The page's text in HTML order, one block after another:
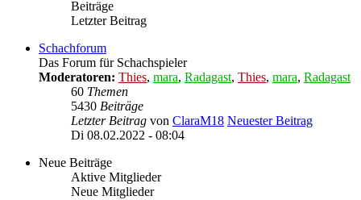
Beiträge
Letzter Beitrag
Schachforum
Das Forum für Schachspieler
Moderatoren: Thies, mara, Radagast, Thies, mara, Radagast
60 Themen
5430 Beiträge
Letzter Beitrag von ClaraM18 Neuester Beitrag
Di 08.02.2022 - 08:04
Neue Beiträge
Aktive Mitglieder
Neue Mitglieder